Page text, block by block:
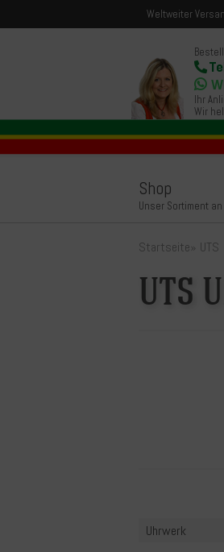
Weltweiter
Ihr
Wir
Shop
Unser Sortiment an
Startseite» UTS
UTS
Uhrwerk